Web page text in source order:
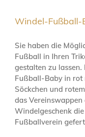
Windel-Fußball-
Sie haben die
Fußball in Ihren
gestalten zu
Fußball-Baby in rot
Söckchen und
das
Windelgeschenk
Fußballverein